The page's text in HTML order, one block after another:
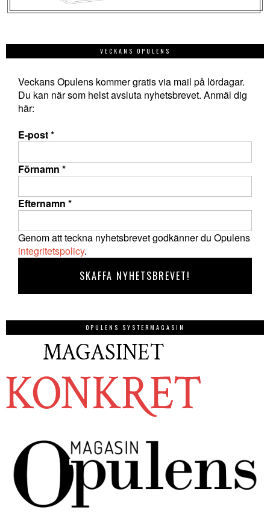
VECKANS OPULENS
Veckans Opulens kommer gratis via mail på lördagar.
Du kan när som helst avsluta nyhetsbrevet. Anmäl dig
här:
E-post*
Förnamn *
Efternamn *
Genom att teckna nyhetsbrevet godkänner du Opulens
integritetspolicy.
OPULENS SYSTERMAGASIN